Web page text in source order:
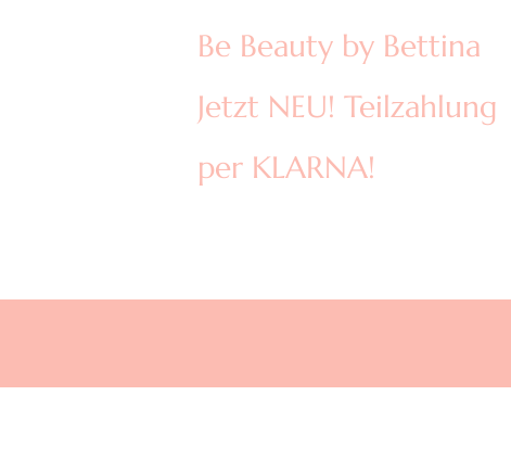
Be Beauty by Bettina
Jetzt NEU! Teilzahlung
per KLARNA!